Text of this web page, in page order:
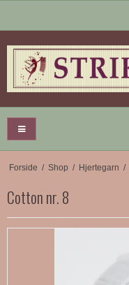
Forside / Shop / Hjertegarn /
Cotton nr. 8